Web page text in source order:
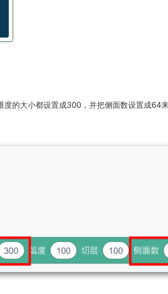
度的大小都设置成300，并把侧面数设置成64